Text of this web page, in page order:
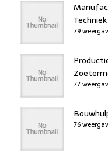
79
77
76